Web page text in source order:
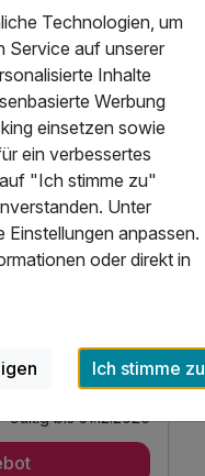
5 Tage | 4 Nächte
ab 250 €
500 €
Lage am
ruhigen See
enthalten
genussvollen
Gültig bis 31.12.2026
Technologien, um
Service auf unserer
Inhalte
Werbung
einsetzen sowie
ein verbessertes
"Ich stimme zu"
Unter
Einstellungen anpassen.
oder direkt in
Ich stimme zu